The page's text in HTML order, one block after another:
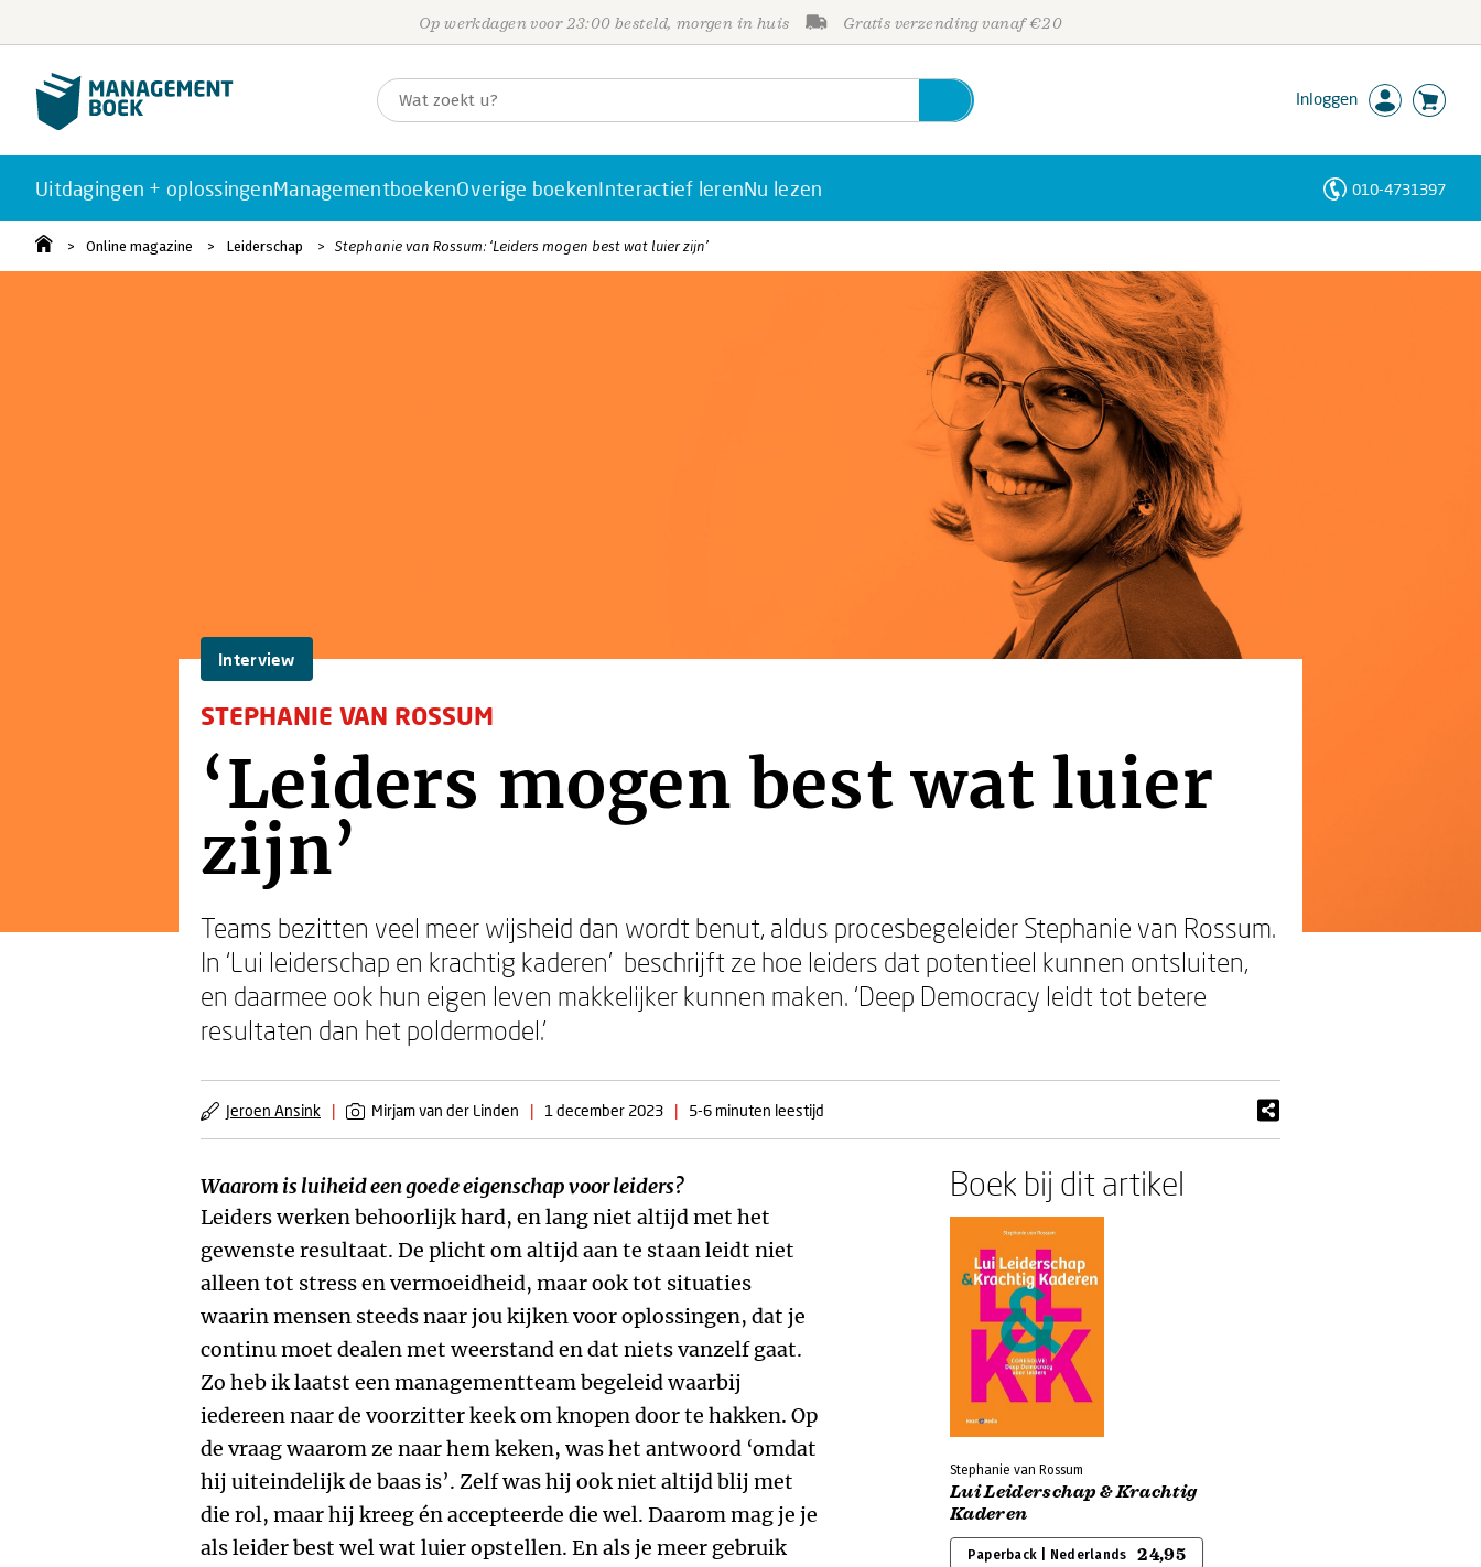
Op werkdagen voor 23:00 besteld, morgen in huis Gratis verzending vanaf €20
Inloggen
Uitdagingen + oplossingenManagementboekenOverige boekenInteractief lerenNu lezen 010-4731397
Online magazine Leiderschap Stephanie van Rossum: ‘Leiders mogen best wat luier zijn’
Interview
STEPHANIE VAN ROSSUM
‘Leiders mogen best wat luier
zijn’
Teams bezitten veel meer wijsheid dan wordt benut, aldus procesbegeleider Stephanie van Rossum.
In ‘Lui leiderschap en krachtig kaderen’ beschrijft ze hoe leiders dat potentieel kunnen ontsluiten,
en daarmee ook hun eigen leven makkelijker kunnen maken. ‘Deep Democracy leidt tot betere
resultaten dan het poldermodel.’
Jeroen Ansink | Mirjam van der Linden | 1 december 2023 | 5-6 minuten leestijd
Waarom is luiheid een goede eigenschap voor leiders?
Leiders werken behoorlijk hard, en lang niet altijd met het
gewenste resultaat. De plicht om altijd aan te staan leidt niet
alleen tot stress en vermoeidheid, maar ook tot situaties
waarin mensen steeds naar jou kijken voor oplossingen, dat je
continu moet dealen met weerstand en dat niets vanzelf gaat.
Zo heb ik laatst een managementteam begeleid waarbij
iedereen naar de voorzitter keek om knopen door te hakken. Op
de vraag waarom ze naar hem keken, was het antwoord ‘omdat
hij uiteindelijk de baas is’. Zelf was hij ook niet altijd blij met
die rol, maar hij kreeg én accepteerde die wel. Daarom mag je je
als leider best wel wat luier opstellen. En als je meer gebruik
Boek bij dit artikel
Stephanie van Rossum
Lui Leiderschap & Krachtig
Kaderen
Paperback | Nederlands 24,95
Personen
Trefwoorden